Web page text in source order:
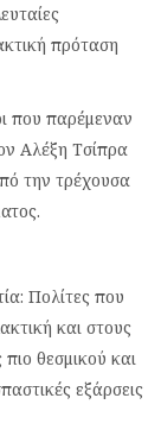
πρόταση
που παρέμεναν
Αλέξη Τσίπρα
την τρέχουσα
Πολίτες που
και στους
θεσμικού και
εξάρσεις